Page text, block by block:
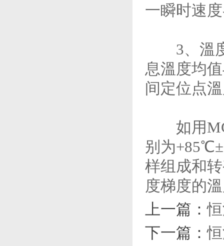
一瞬时速
3、溫度
息溫度均
间定位点
如用
别为
样组成和
度梯度的
上一篇：
下一篇：